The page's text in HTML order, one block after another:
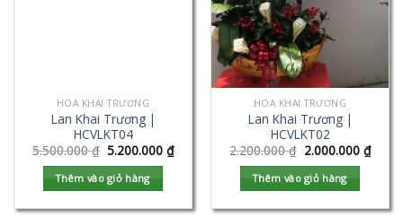
HOA KHAI TRƯƠNG
Lan Khai Trương |
HCVLKT04
5.500.000₫ 5.200.000 ₫
Thêm vào giỏ hàng
HOA KHAI TRƯƠNG
Lan Khai Trương |
HCVLKT02
2.200.000₫ 2.000.000 ₫
Thêm vào giỏ hàng